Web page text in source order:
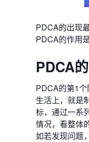
PDCA的出现
PDCA的作用
PDCA
PDCA的第1
生活上，就是
标，通过一系
情况，看整体
如若发现问题